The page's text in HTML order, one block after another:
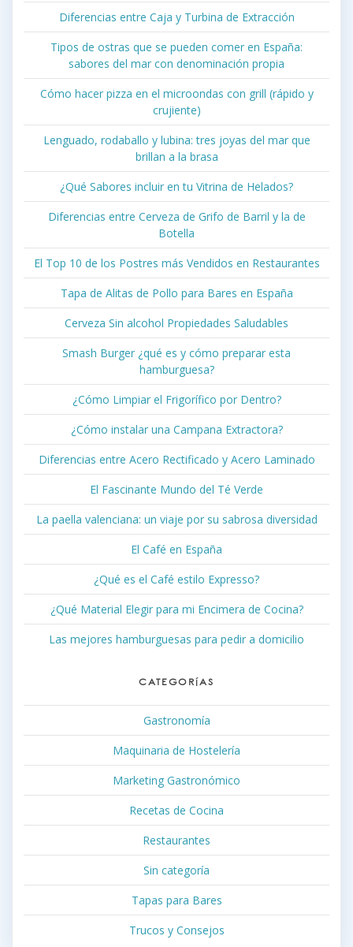
Diferencias entre Caja y Turbina de Extracción
Tipos de ostras que se pueden comer en España:
sabores del mar con denominación propia
Cómo hacer pizza en el microondas con grill (rápido y
crujiente)
Lenguado, rodaballo y lubina: tres joyas del mar que
brillan a la brasa
¿Qué Sabores incluir en tu Vitrina de Helados?
Diferencias entre Cerveza de Grifo de Barril y la de
Botella
El Top 10 de los Postres más Vendidos en Restaurantes
Tapa de Alitas de Pollo para Bares en España
Cerveza Sin alcohol Propiedades Saludables
Smash Burger ¿qué es y cómo preparar esta
hamburguesa?
¿Cómo Limpiar el Frigorífico por Dentro?
¿Cómo instalar una Campana Extractora?
Diferencias entre Acero Rectificado y Acero Laminado
El Fascinante Mundo del Té Verde
La paella valenciana: un viaje por su sabrosa diversidad
El Café en España
¿Qué es el Café estilo Expresso?
¿Qué Material Elegir para mi Encimera de Cocina?
Las mejores hamburguesas para pedir a domicilio
CATEGORÍAS
Gastronomía
Maquinaria de Hostelería
Marketing Gastronómico
Recetas de Cocina
Restaurantes
Sin categoría
Tapas para Bares
Trucos y Consejos